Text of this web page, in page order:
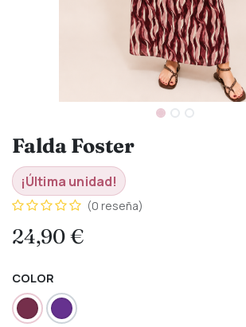
Falda Foster
¡Última unidad!
(0 reseña)
24,90€
COLOR